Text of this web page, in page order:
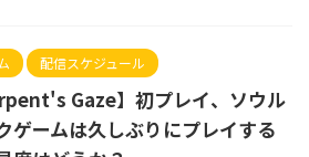
配信スケジュール
Gaze】初プレイ、ソウル
ゲームは久しぶりにプレイする